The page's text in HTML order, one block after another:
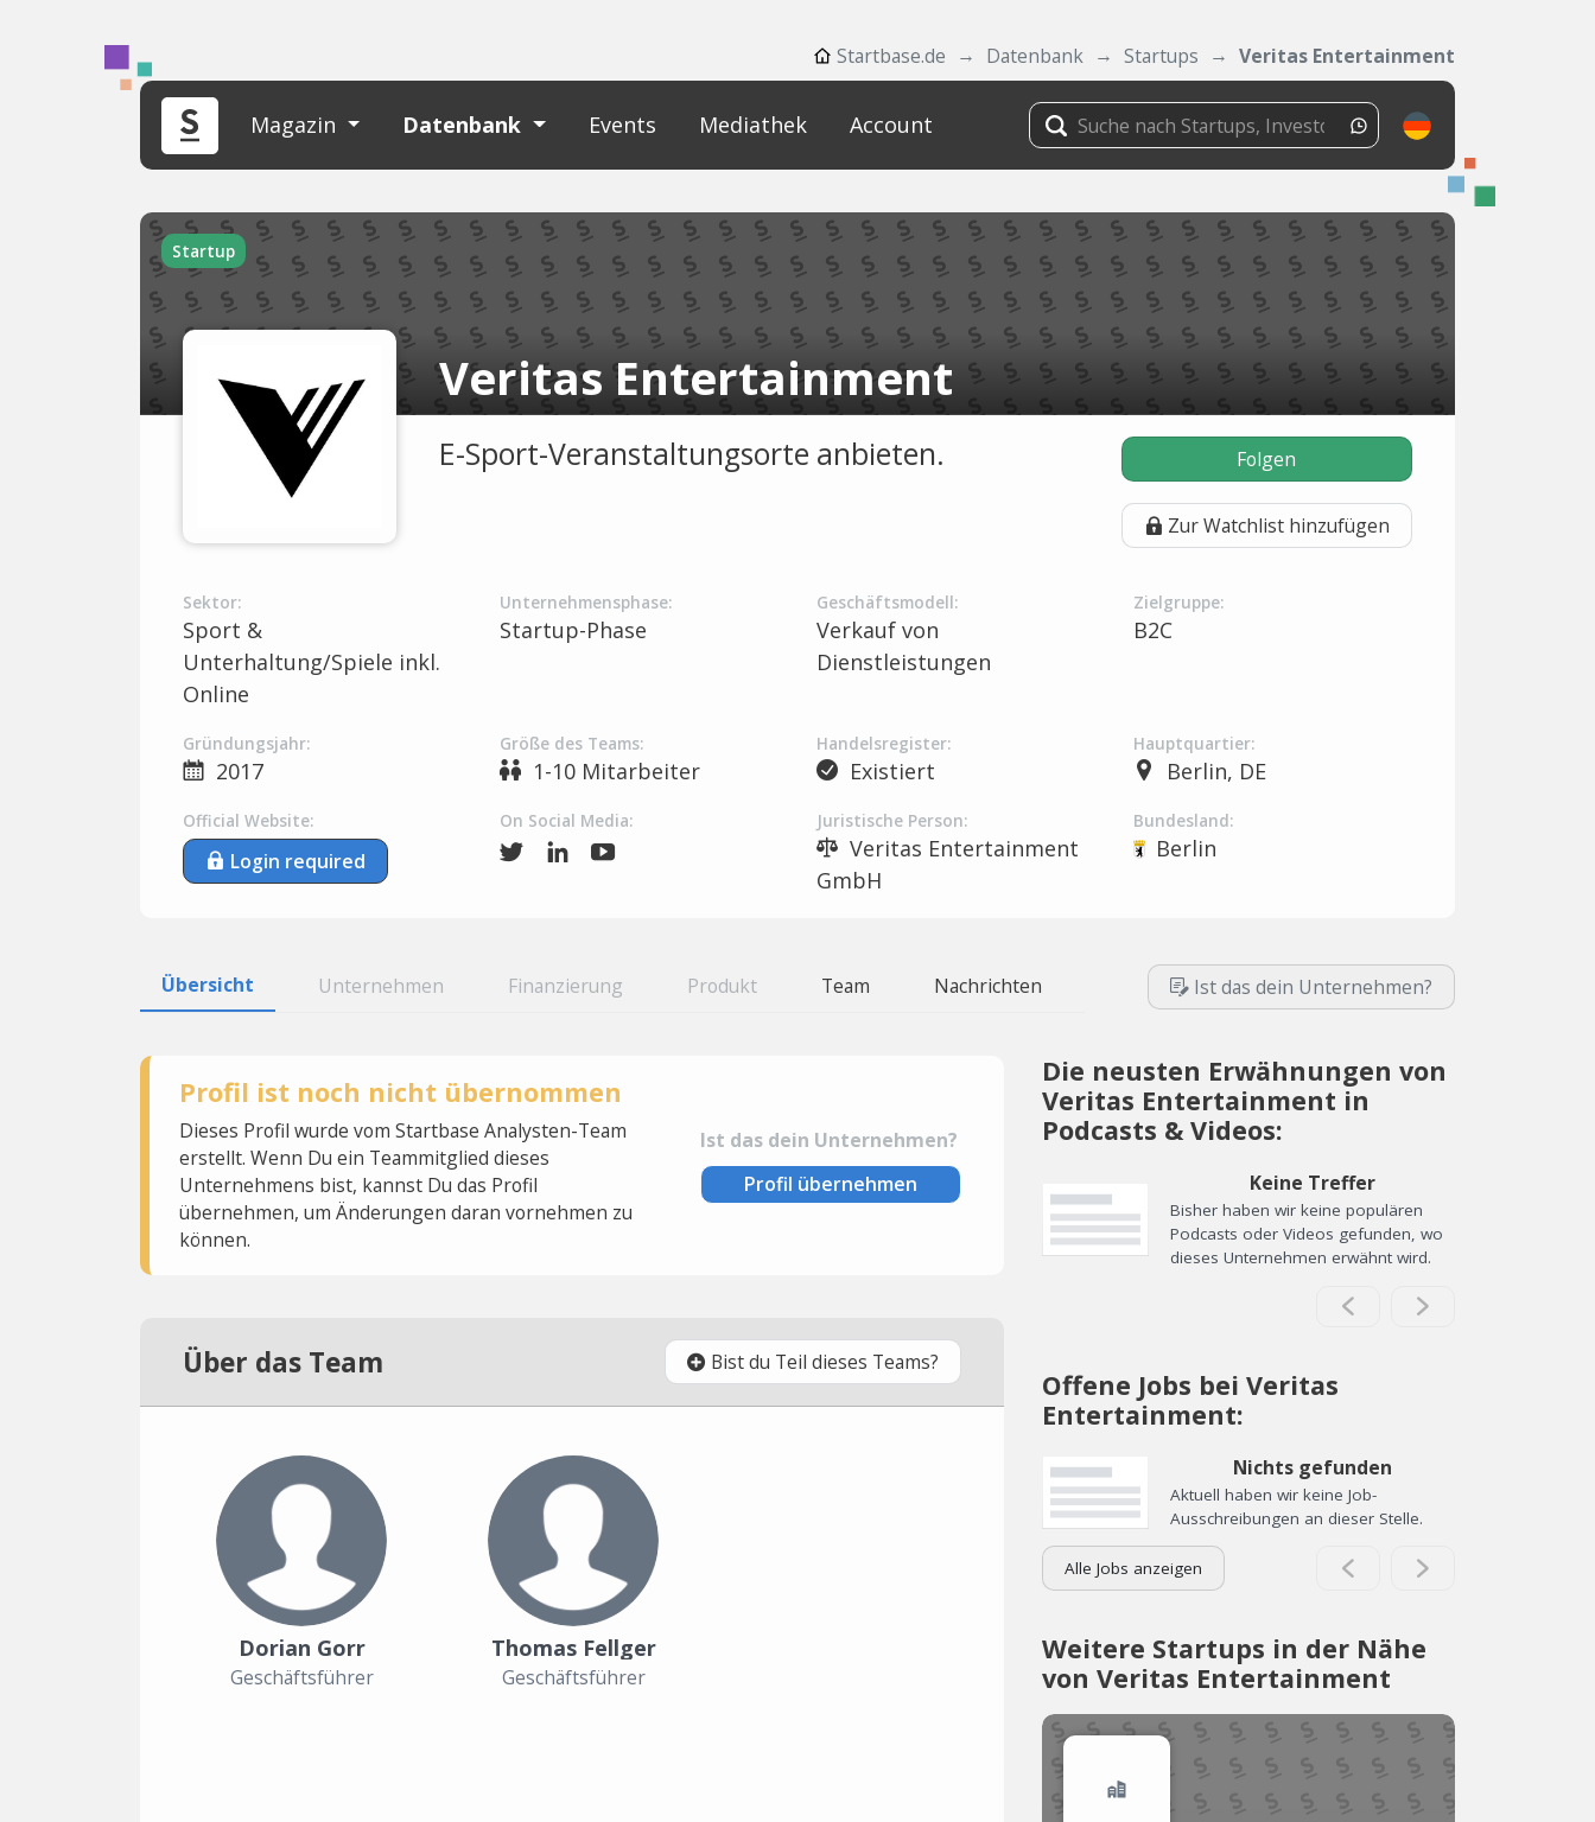
Startbase.de Datenbank Startups Veritas Entertainment
Magazin Datenbank Events Mediathek Account
Startup
Veritas Entertainment
E-Sport-Veranstaltungsorte anbieten. Folgen
Zur Watchlist hinzufügen
Sektor:
Sport &
Unterhaltung/Spiele inkl.
Online
Unternehmensphase:
Startup-Phase
Geschäftsmodell:
Verkauf von
Dienstleistungen
Zielgruppe:
B2C
Gründungsjahr:
2017
Größe des Teams:
1-10 Mitarbeiter
Handelsregister:
Existiert
Hauptquartier:
Berlin, DE
Official Website:
Login required
On Social Media: Juristische Person:
Veritas Entertainment
GmbH
Bundesland:
Berlin
Übersicht Unternehmen Finanzierung Produkt Team Nachrichten Ist das dein Unternehmen?
Profil ist noch nicht übernommen
Dieses Profil wurde vom Startbase Analysten-Team
erstellt. Wenn Du ein Teammitglied dieses
Unternehmens bist, kannst Du das Profil
übernehmen, um Änderungen daran vornehmen zu
können.
Ist das dein Unternehmen?
Profil übernehmen
Über das Team Bist du Teil dieses Teams?
Dorian Gorr
Geschäftsführer
Thomas Fellger
Geschäftsführer
Die neusten Erwähnungen von
Veritas Entertainment in
Podcasts & Videos:
Keine Treffer
Bisher haben wir keine populären
Podcasts oder Videos gefunden, wo
dieses Unternehmen erwähnt wird.
Offene Jobs bei Veritas
Entertainment:
Nichts gefunden
Aktuell haben wir keine Job-
Ausschreibungen an dieser Stelle.
Alle Jobs anzeigen
Weitere Startups in der Nähe
von Veritas Entertainment